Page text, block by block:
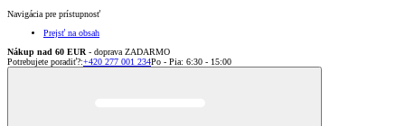
Navigácia pre prístupnosť
Prejsť na obsah
Nákup nad 60 EUR - doprava ZADARMO
Potrebujete poradiť?:+420 277 001 234Po - Pia: 6:30 - 15:00